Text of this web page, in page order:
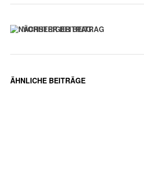
VORHERIGER BEITRAG
ÄHNLICHE BEITRÄGE